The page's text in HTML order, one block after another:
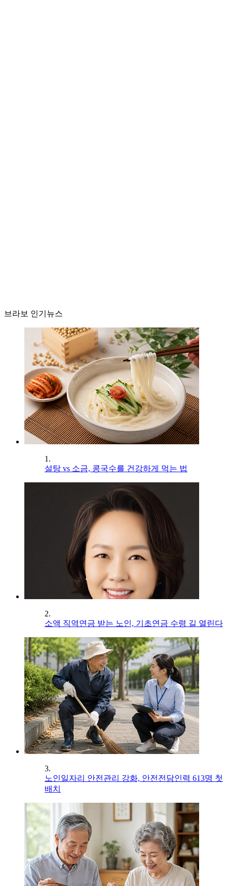
브라보 인기뉴스
1.
설탕 vs 소금, 콩국수를 건강하게 먹는 법
2.
소액 직역연금 받는 노인, 기초연금 수령 길 열린다
3.
노인일자리 안전관리 강화, 안전전담인력 613명 첫
배치